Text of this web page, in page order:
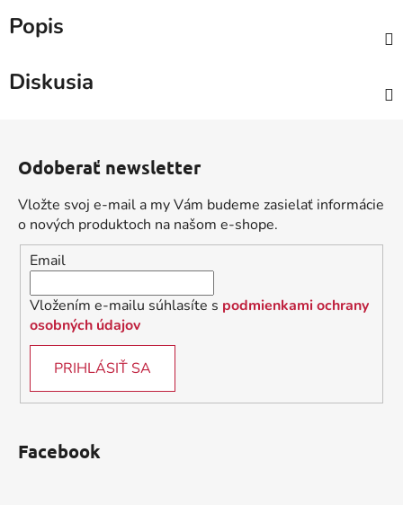
Popis
Diskusia
Odoberať newsletter
Vložte svoj e-mail a my Vám budeme zasielať informácie
o nových produktoch na našom e-shope.
Email
Vložením e-mailu súhlasíte s podmienkami ochrany
osobných údajov
PRIHLÁSIŤ SA
Facebook